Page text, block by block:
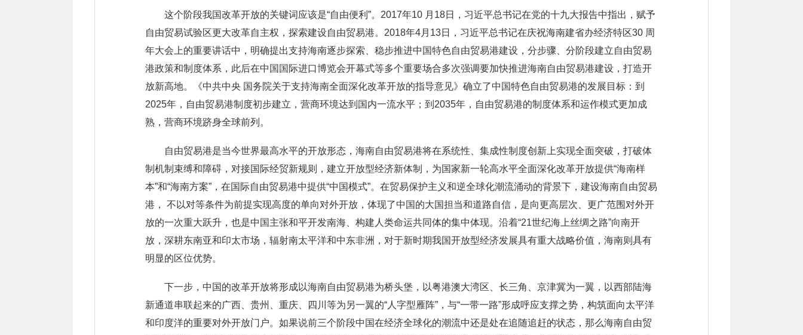
这个阶段我国改革开放的关键词应该是“自由便利”。2017年10 月18日，习近平总书记在党的十九大报告中指出，赋予
自由贸易试验区更大改革自主权，探索建设自由贸易港。2018年4月13日，习近平总书记在庆祝海南建省办经济特区30 周
年大会上的重要讲话中，明确提出支持海南逐步探索、稳步推进中国特色自由贸易港建设，分步骤、分阶段建立自由贸易
港政策和制度体系，此后在中国国际进口博览会开幕式等多个重要场合多次强调要加快推进海南自由贸易港建设，打造开
放新高地。《中共中央 国务院关于支持海南全面深化改革开放的指导意见》确立了中国特色自由贸易港的发展目标：到
2025年，自由贸易港制度初步建立，营商环境达到国内一流水平；到2035年，自由贸易港的制度体系和运作模式更加成
熟，营商环境跻身全球前列。
自由贸易港是当今世界最高水平的开放形态，海南自由贸易港将在系统性、集成性制度创新上实现全面突破，打破体
制机制束缚和障碍，对接国际经贸新规则，建立开放型经济新体制，为国家新一轮高水平全面深化改革开放提供“海南样
本”和“海南方案”，在国际自由贸易港中提供“中国模式”。在贸易保护主义和逆全球化潮流涌动的背景下，建设海南自由贸易
港， 不以对等条件为前提实现高度的单向对外开放，体现了中国的大国担当和道路自信，是向更高层次、更广范围对外开
放的一次重大跃升，也是中国主张和平开发南海、构建人类命运共同体的集中体现。沿着“21世纪海上丝绸之路”向南开
放，深耕东南亚和印太市场，辐射南太平洋和中东非洲，对于新时期我国开放型经济发展具有重大战略价值，海南则具有
明显的区位优势。
下一步，中国的改革开放将形成以海南自由贸易港为桥头堡，以粤港澳大湾区、长三角、京津冀为一翼，以西部陆海
新通道串联起来的广西、贵州、重庆、四川等为另一翼的“人字型雁阵”，与“一带一路”形成呼应支撑之势，构筑面向太平洋
和印度洋的重要对外开放门户。如果说前三个阶段中国在经济全球化的潮流中还是处在追随追赶的状态，那么海南自由贸